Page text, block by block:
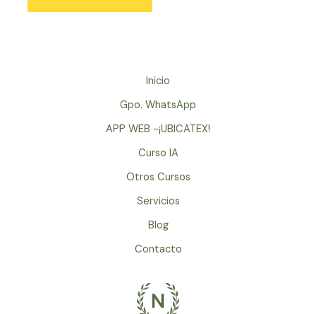
Inicio
Gpo. WhatsApp
APP WEB -¡UBICATEX!
Curso IA
Otros Cursos
Servicios
Blog
Contacto